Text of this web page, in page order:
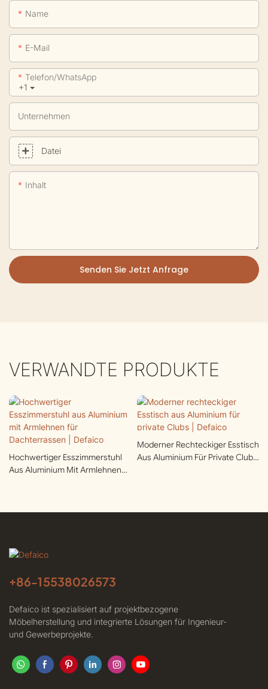
Name
E-Mail
+1
Telefon/WhatsApp
Unternehmen
Datei
Inhalt
Senden Sie Jetzt Anfrage
VERWANDTE PRODUKTE
Hochwertiger Esszimmerstuhl
Aus Aluminium Mit Armlehnen
Moderner Rechteckiger Esstisch
Aus Aluminium Für Private Clubs
+86-15538026573
Defaico ist spezialisiert auf projektbezogene
Möbelherstellung und integrierte Lösungen für Ingenieur-
und Gewerbeprojekte.